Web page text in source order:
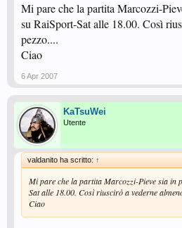
Mi pare che la partita Marcozzi-
su RaiSport-Sat alle 18.00. Così
pezzo....
Ciao
6 Apr 2007
KaTsuWei
Utente
valdanito ha scritto: ↑
Mi pare che la partita Marcozzi-Pieve sia in
Sat alle 18.00. Così riuscirò a vederne
Ciao